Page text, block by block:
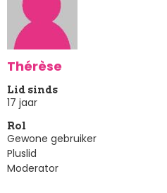
Thérèse
Lid sinds
17 jaar
Rol
Gewone gebruiker
Pluslid
Moderator